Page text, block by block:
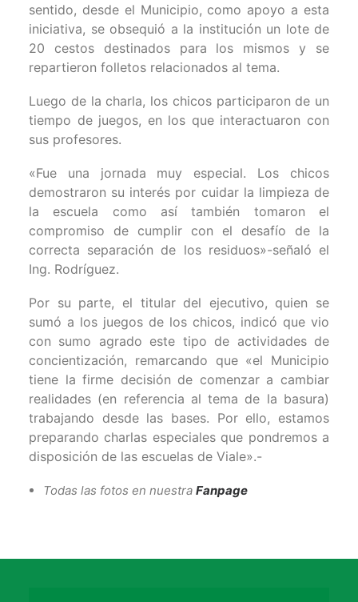
sentido, desde el Municipio, como apoyo a esta
iniciativa, se obsequió a la institución un lote de
20 cestos destinados para los mismos y se
repartieron folletos relacionados al tema.
Luego de la charla, los chicos participaron de un
tiempo de juegos, en los que interactuaron con
sus profesores.
«Fue una jornada muy especial. Los chicos
demostraron su interés por cuidar la limpieza de
la escuela como así también tomaron el
compromiso de cumplir con el desafío de la
correcta separación de los residuos»-señaló el
Ing. Rodríguez.
Por su parte, el titular del ejecutivo, quien se
sumó a los juegos de los chicos, indicó que vio
con sumo agrado este tipo de actividades de
concientización, remarcando que «el Municipio
tiene la firme decisión de comenzar a cambiar
realidades (en referencia al tema de la basura)
trabajando desde las bases. Por ello, estamos
preparando charlas especiales que pondremos a
disposición de las escuelas de Viale».-
Todas las fotos en nuestra Fanpage